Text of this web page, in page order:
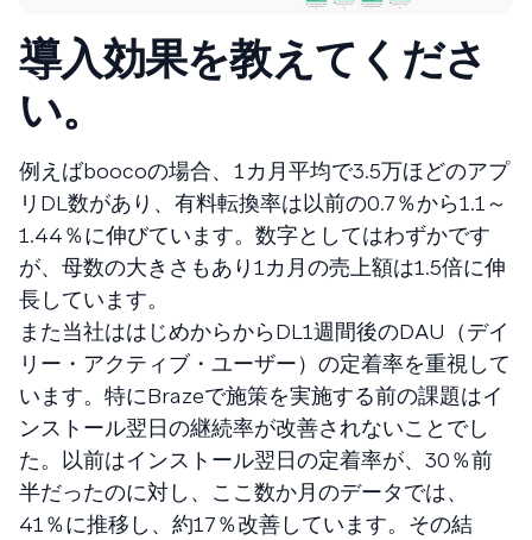
導入効果を教えてくださ
い。
例えばboocoの場合、１カ月平均で3.5万ほどのアプ
リDL数があり、有料転換率は以前の0.7％から1.1～
1.44％に伸びています。数字としてはわずかです
が、母数の大きさもあり1カ月の売上額は1.5倍に伸
長しています。
また当社ははじめからからDL1週間後のDAU（デイ
リー・アクティブ・ユーザー）の定着率を重視して
います。特にBrazeで施策を実施する前の課題はイ
ンストール翌日の継続率が改善されないことでし
た。以前はインストール翌日の定着率が、30％前
半だったのに対し、ここ数か月のデータでは、
41％に推移し、約17％改善しています。その結